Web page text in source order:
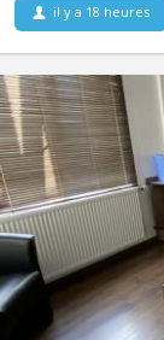
il y a 18 heures
1 Chambre est
plein centre de
meublé
que 2 salles de